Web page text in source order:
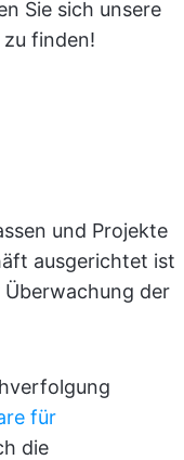
Sie sich unsere
finden!
und Projekte
ausgerichtet ist
Überwachung der
für
die